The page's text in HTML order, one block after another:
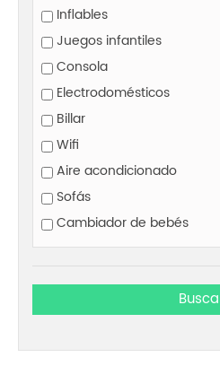
Inflables
Juegos infantiles
Consola
Electrodomésticos
Billar
Wifi
Aire acondicionado
Sofás
Cambiador de bebés